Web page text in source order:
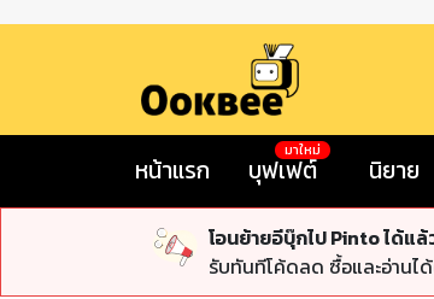
หน้าแรก บุฟเฟต์
มาใหม่
นิยาย
โอนย้ายอีบุ๊กไป Pinto ได้แ
รับทันทีโค้ดลด ซื้อและอ่านไ